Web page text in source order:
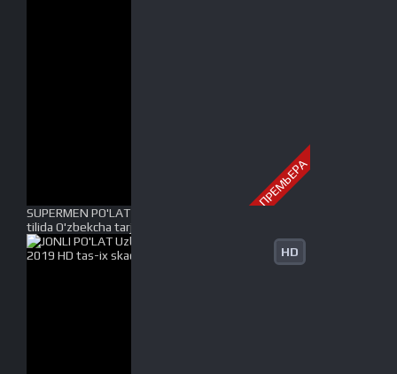
ПРЕМЬЕРА
SUPERMEN PO'LAT ODAM YUQORI SIFATDA Uzbek
tilida O'zbekcha tarjima kino 2019 HD tas-ix skachat
HD